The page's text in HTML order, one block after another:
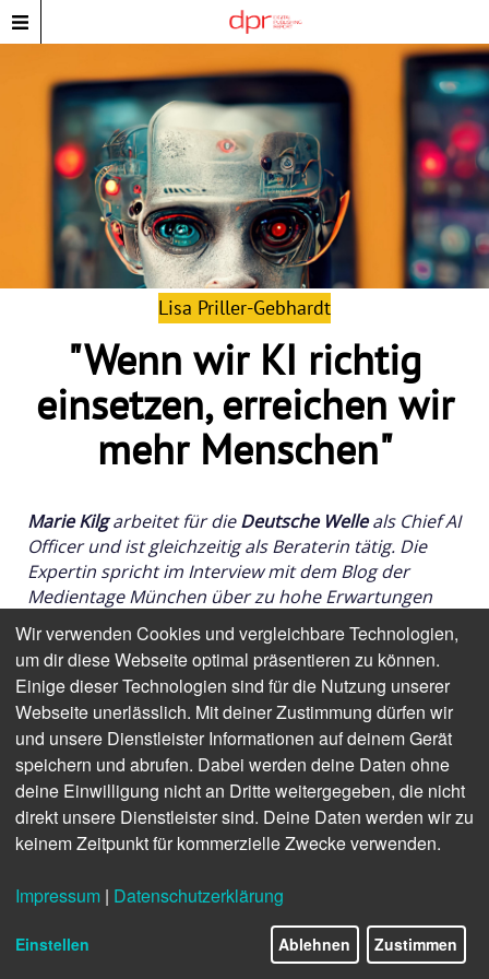
Lisa Priller-Gebhardt
"Wenn wir KI richtig
einsetzen, erreichen wir
mehr Menschen"
Marie Kilgarbeitet für dieDeutsche Welleals Chief AI
Officer und ist gleichzeitig als Beraterin tätig. Die
Expertin spricht im Interview mit dem Blog der
Medientage München über zu hohe Erwartungen
und wie Medien ihr Publikum im KI-Zeitalter
erreichen können.Marie Kilgwar bei
den#MTM25auf demAI Summitzu hören sein.
Wir verwenden Cookies und vergleichbare Technologien,
um dir diese Webseite optimal präsentieren zu können.
Einige dieser Technologien sind für die Nutzung unserer
Webseite unerlässlich. Mit deiner Zustimmung dürfen wir
und unsere Dienstleister Informationen auf deinem Gerät
speichern und abrufen. Dabei werden deine Daten ohne
deine Einwilligung nicht an Dritte weitergegeben, die nicht
direkt unsere Dienstleister sind. Deine Daten werden wir zu
keinem Zeitpunkt für kommerzielle Zwecke verwenden.
Impressum | Datenschutzerklärung
Einstellen Ablehnen Zustimmen